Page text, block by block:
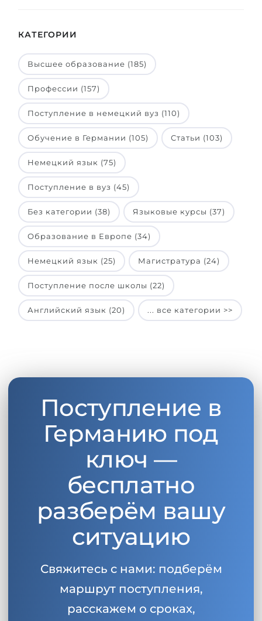
КАТЕГОРИИ
Высшее образование (185)
Профессии (157)
Поступление в немецкий вуз (110)
Обучение в Германии (105) Статьи (103)
Немецкий язык (75)
Поступление в вуз (45)
Без категории (38) Языковые курсы (37)
Образование в Европе (34)
Немецкий язык (25) Магистратура (24)
Поступление после школы (22)
Английский язык (20) ... все категории >>
Поступление в
Германию под
ключ —
бесплатно
разберём вашу
ситуацию
Свяжитесь с нами: подберём
маршрут поступления,
расскажем о сроках,